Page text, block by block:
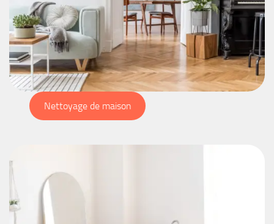
Nettoyage de maison